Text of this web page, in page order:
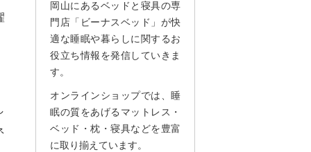
岡山にあるベッドと寝具の専
門店「ビーナスベッド」が快
適な睡眠や暮らしに関するお
役立ち情報を発信していきま
す。
オンラインショップでは、睡
眠の質をあげるマットレス・
ベッド・枕・寝具などを豊富
に取り揃えています。